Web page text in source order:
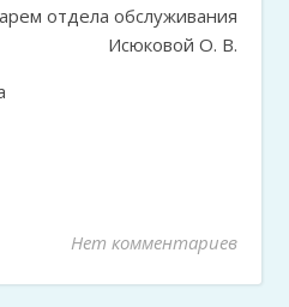
отдела обслуживания
Исюковой О. В.
Нет комментариев